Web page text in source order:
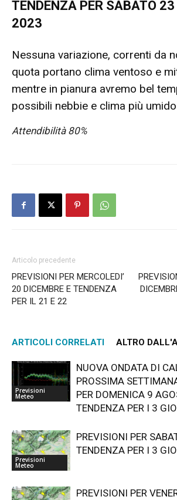
TENDENZA PER SABATO
2023
Nessuna variazione, correnti da
quota portano clima ventoso e
mentre in pianura avremo bel
possibili nebbie e clima più
Attendibilità 80%
Articolo precedente
PREVISIONI PER MERCOLEDI’
20 DICEMBRE E TENDENZA
PER IL 21 E 22
ARTICOLI CORRELATI ALTRO
Previsioni
Meteo
NUOVA ONDATA DI
PROSSIMA
PER DOMENICA 9
TENDENZA PER I 3
Previsioni
Meteo
PREVISIONI PER
TENDENZA PER I 3
PREVISIONI PER